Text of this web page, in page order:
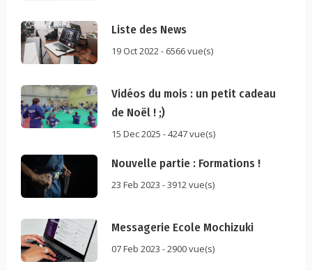
Liste des News
19 Oct 2022 - 6566 vue(s)
Vidéos du mois : un petit cadeau
de Noël ! ;)
15 Dec 2025 - 4247 vue(s)
Nouvelle partie : Formations !
23 Feb 2023 - 3912 vue(s)
Messagerie Ecole Mochizuki
07 Feb 2023 - 2900 vue(s)